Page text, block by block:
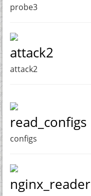
probe3
attack2
attack2
read_configs
configs
nginx_reader